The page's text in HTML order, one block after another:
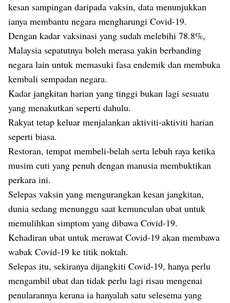
kesan sampingan daripada vaksin, data menunjukkan
ianya membantu negara mengharungi Covid-19.
Dengan kadar vaksinasi yang sudah melebihi 78.8%,
Malaysia sepatutnya boleh merasa yakin berbanding
negara lain untuk memasuki fasa endemik dan membuka
kembali sempadan negara.
Kadar jangkitan harian yang tinggi bukan lagi sesuatu
yang menakutkan seperti dahulu.
Rakyat tetap keluar menjalankan aktiviti-aktiviti harian
seperti biasa.
Restoran, tempat membeli-belah serta lebuh raya ketika
musim cuti yang penuh dengan manusia membuktikan
perkara ini.
Selepas vaksin yang mengurangkan kesan jangkitan,
dunia sedang menunggu saat kemunculan ubat untuk
memulihkan simptom yang dibawa Covid-19.
Kehadiran ubat untuk merawat Covid-19 akan membawa
wabak Covid-19 ke titik noktah.
Selepas itu, sekiranya dijangkiti Covid-19, hanya perlu
mengambil ubat dan tidak perlu lagi risau mengenai
penularannya kerana ia hanyalah satu selesema yang